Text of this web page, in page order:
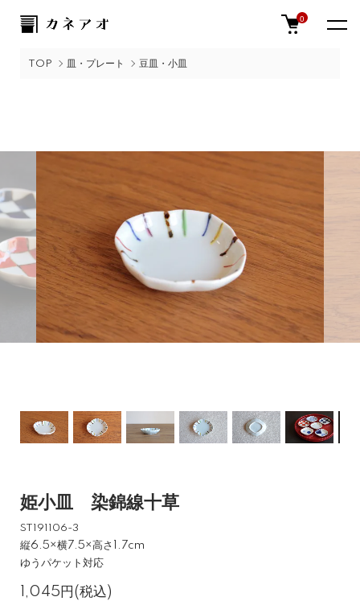
0
TOP 皿・プレート 豆皿・小皿
姫小皿 染錦線十草
ST191106-3
縦6.5×横7.5×高さ1.7cm
ゆうパケット対応
1,045円(税込)